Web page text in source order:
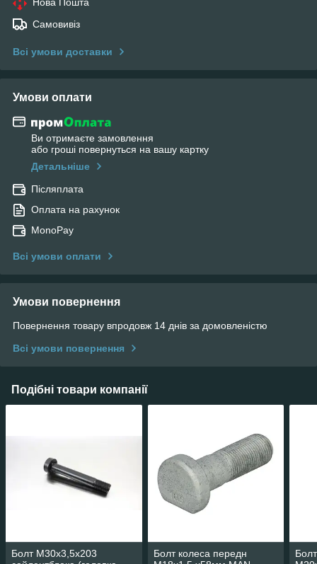
Самовивіз
Всі умови доставки
Умови оплати
Ви отримаєте замовлення
або гроші повернуться на вашу картку
Детальніше
Післяплата
Оплата на рахунок
MonoPay
Всі умови оплати
Умови повернення
Повернення товару впродовж 14 днів за домовленістю
Всі умови повернення
Подібні товари компанії
Болт М30х3,5х203
Болт колеса передн